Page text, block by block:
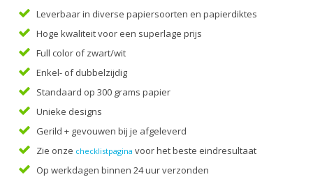
Mondkapjes
Notitieblokken
Rapporten/Verslagen
Rouwkaarten
Scripties
Leverbaar in diverse papiersoorten en papierdiktes
Hoge kwaliteit voor een superlage prijs
Full color of zwart/wit
Enkel- of dubbelzijdig
Standaard op 300 grams papier
Unieke designs
Gerild + gevouwen bij je afgeleverd
Zie onze checklistpagina voor het beste eindresultaat
Op werkdagen binnen 24 uur verzonden